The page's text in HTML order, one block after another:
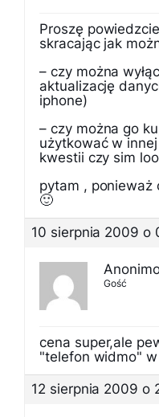
Proszę
skracając jak
– czy można
aktualizację
iphone)
– czy można go
użytkować w
kwestii czy sim
pytam , ponieważ
🙂
10 sierpnia 2009 o
Gość
cena super,ale
"telefon widmo"
12 sierpnia 2009 o